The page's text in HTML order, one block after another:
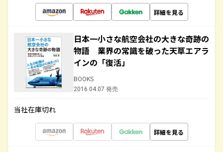
詳細を見る
日本一小さな航空会社の大きな奇跡の
物語 業界の常識を破った天草エアラ
インの「復活」
BOOKS
2016.04.07 発売
当社在庫切れ
詳細を見る